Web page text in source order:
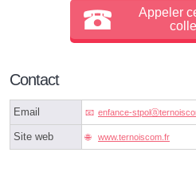
Appeler
Contact
Email enfance-
Site web www.ternoiscom.fr